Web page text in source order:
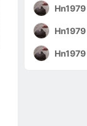
Hn1979
Hn1979
Hn1979